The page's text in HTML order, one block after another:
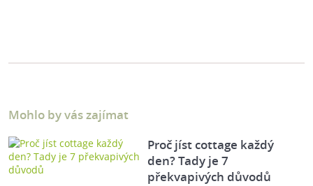
Mohlo by vás zajímat
Proč jíst cottage každý
den? Tady je 7
překvapivých důvodů